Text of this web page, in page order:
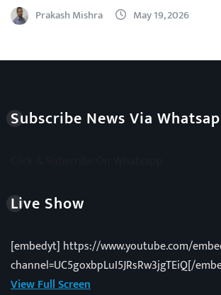
Prakash Mishra May 19, 2026
Subscribe News Via
Live Show
[embedyt] https://www.youtube.com/
channel=UC5goxbpLuI5JRsRw3jgTEiQ[/
View Full Screen